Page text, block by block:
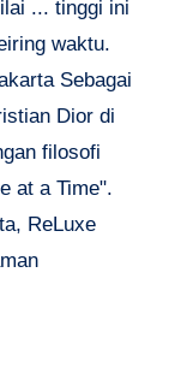
... tinggi ini
waktu.
Sebagai
Dior di
filosofi
at a Time".
ReLuxe